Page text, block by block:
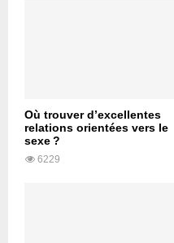
Où trouver d’excellentes
relations orientées vers le
sexe ?
6229